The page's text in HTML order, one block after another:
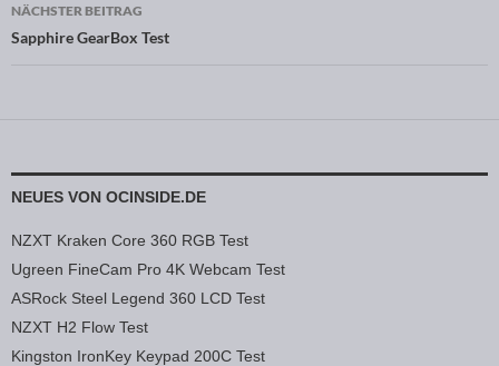
NÄCHSTER BEITRAG
Sapphire GearBox Test
NEUES VON OCINSIDE.DE
NZXT Kraken Core 360 RGB Test
Ugreen FineCam Pro 4K Webcam Test
ASRock Steel Legend 360 LCD Test
NZXT H2 Flow Test
Kingston IronKey Keypad 200C Test